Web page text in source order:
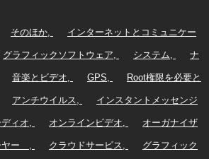
そのほか インターネットとコミュニケー
グラフィックソフトウェア システム ナ
音楽とビデオ GPS Root権限を必要と
アンチウイルス インスタントメッセンジ
ィオ オンラインビデオ オーガナイザ
ヤー クラウドサービス グラフィック